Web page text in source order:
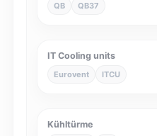
QB QB37
IT Cooling units
Eurovent ITCU
Kühltürme